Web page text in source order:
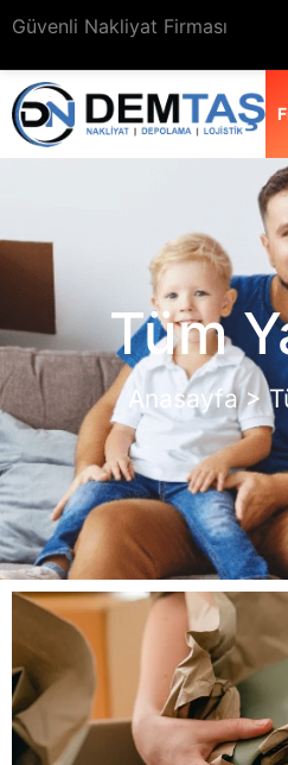
Güvenli Nakliyat Firması
Tüm
Anasayfa >